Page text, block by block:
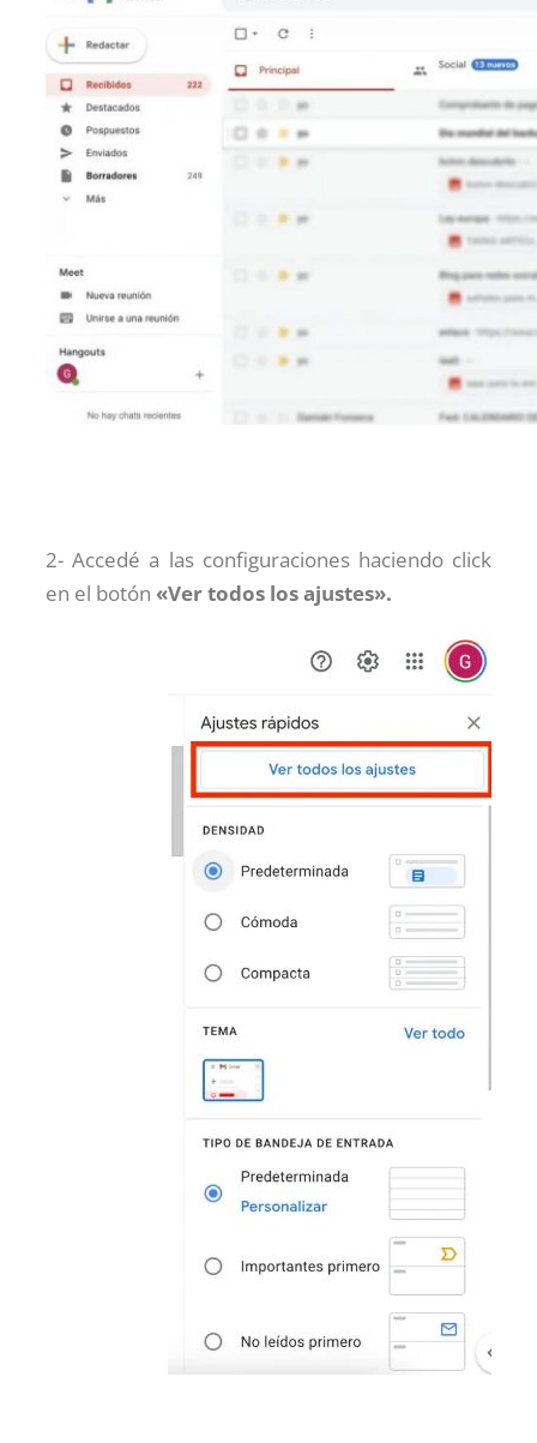
2- Accedé a las configuraciones haciendo click
en el botón «Ver todos los ajustes».